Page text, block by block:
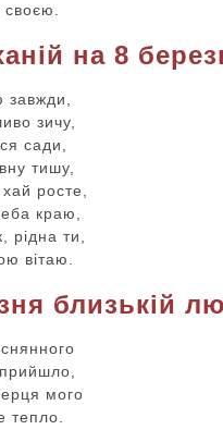
своєю.
на 8
зичу,
сади,
тишу,
росте,
краю,
рідна ти,
вітаю.
близькій
мого
тепло.